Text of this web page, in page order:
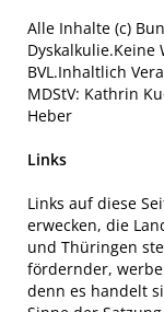
Alle Inhalte (c)
Dyskalkulie.Keine
BVL.Inhaltlich
MDStV: Kathrin
Heber
Links
Links auf diese
erwecken, die
und Thüringen
fördernder,
denn es handelt